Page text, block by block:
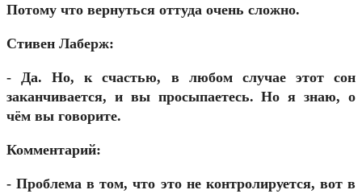
Потому что вернуться оттуда очень сложно.
Стивен Лаберж:
- Да. Но, к счастью, в любом случае этот сон
заканчивается, и вы просыпаетесь. Но я знаю, о
чём вы говорите.
Комментарий:
- Проблема в том, что это не контролируется, вот в